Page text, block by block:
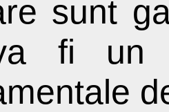
sunt
fi un